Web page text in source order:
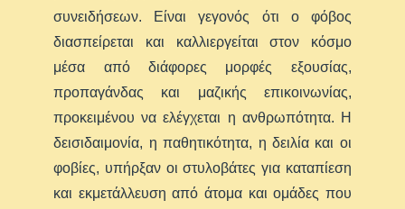
συνειδήσεων. Είναι γεγονός ότι ο φόβος
διασπείρεται και καλλιεργείται στον κόσμο
μέσα από διάφορες μορφές εξουσίας,
προπαγάνδας και μαζικής επικοινωνίας,
προκειμένου να ελέγχεται η ανθρωπότητα. Η
δεισιδαιμονία, η παθητικότητα, η δειλία και οι
φοβίες, υπήρξαν οι στυλοβάτες για καταπίεση
και εκμετάλλευση από άτομα και ομάδες που